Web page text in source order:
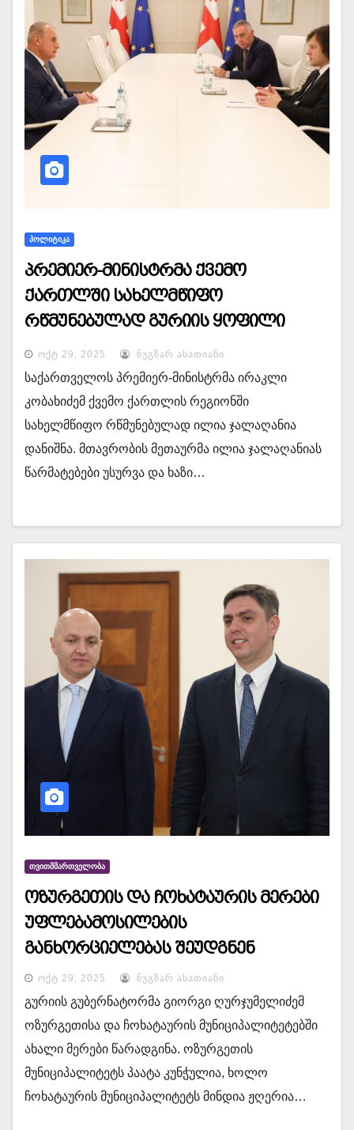
ᲞᲝᲚᲘᲢᲘᲙᲐ
პრემიერ-მინისტრმა ქვემო
ქართლში სახელმწიფო
რწმუნებულად გურიის ყოფილი
პროკურორი ილია ჯალაღანია
დანიშნა
ᲝᲥᲢ 29, 2025 ᲜᲣᲒᲖᲐᲠ ᲐᲡᲐᲗᲘᲐᲜᲘ
საქართველოს პრემიერ-მინისტრმა ირაკლი
კობახიძემ ქვემო ქართლის რეგიონში
სახელმწიფო რწმუნებულად ილია ჯალაღანია
დანიშნა. მთავრობის მეთაურმა ილია ჯალაღანიას
წარმატებები უსურვა და ხაზი…
ᲗᲕᲘᲗᲛᲛᲐᲠᲗᲕᲔᲚᲝᲑᲐ
ოზურგეთის და ჩოხატაურის მერები
უფლებამოსილების
განხორციელებას შეუდგნენ
ᲝᲥᲢ 29, 2025 ᲜᲣᲒᲖᲐᲠ ᲐᲡᲐᲗᲘᲐᲜᲘ
გურიის გუბერნატორმა გიორგი ღურჯუმელიძემ
ოზურგეთისა და ჩოხატაურის მუნიციპალიტეტებში
ახალი მერები წარადგინა. ოზურგეთის
მუნიციპალიტეტს პაატა კუნჭულია, ხოლო
ჩოხატაურის მუნიციპალიტეტს მინდია ჟღერია…